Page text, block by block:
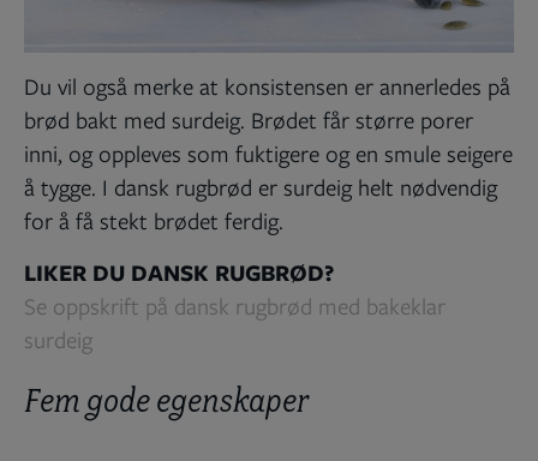
Du vil også merke at konsistensen er annerledes på
brød bakt med surdeig. Brødet får større porer
inni, og oppleves som fuktigere og en smule seigere
å tygge. I dansk rugbrød er surdeig helt nødvendig
for å få stekt brødet ferdig.
LIKER DU DANSK RUGBRØD?
Se oppskrift på dansk rugbrød med bakeklar
surdeig
Fem gode egenskaper